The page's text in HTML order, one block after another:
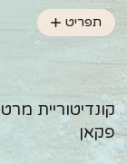
תפריט
קונדיטוריית
פקאן